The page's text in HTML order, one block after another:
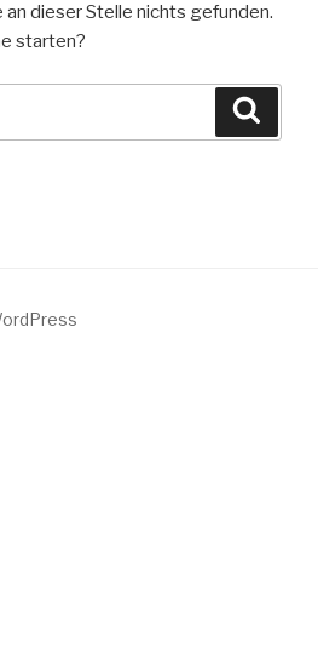
dieser Stelle nichts gefunden.
starten?